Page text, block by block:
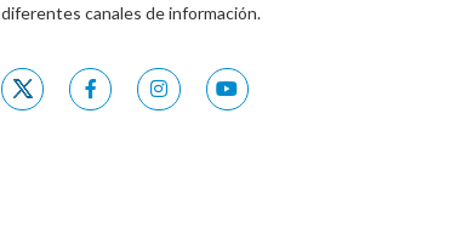
diferentes canales de información.